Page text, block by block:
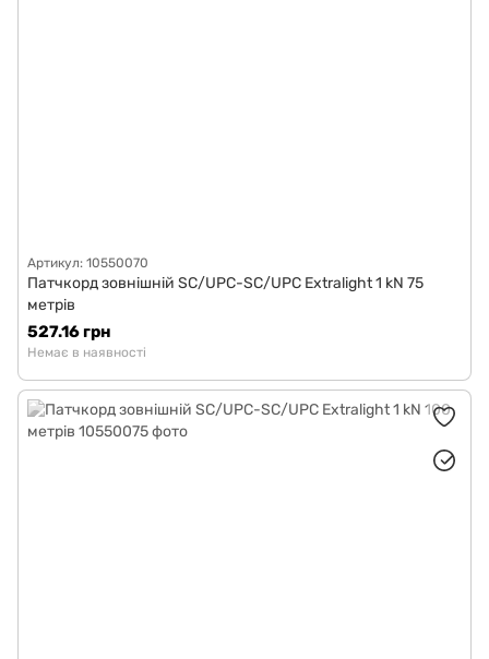
Артикул: 10550070
Патчкорд зовнішній SC/UPC-SC/UPC Extralight 1 kN 75
метрів
527.16 грн
Немає в наявності